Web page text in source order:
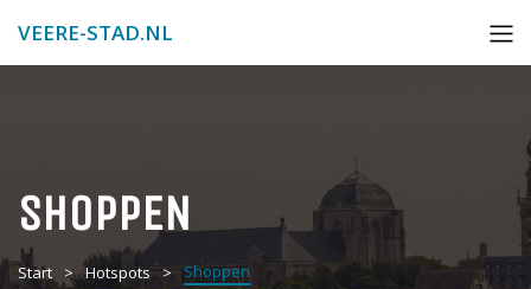
VEERE-STAD.NL
SHOPPEN
Start Hotspots Shoppen